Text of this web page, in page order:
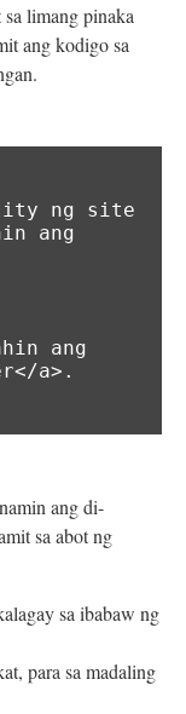
limang pinaka
ang kodigo sa
ang
a>.
ang di-
sa abot ng
sa ibabaw ng
para sa madaling